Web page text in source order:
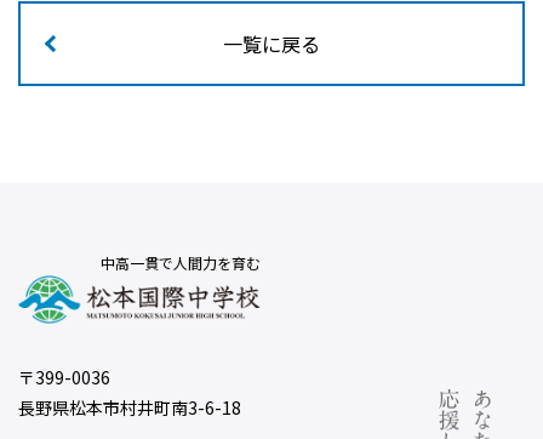
一覧に戻る
中高一貫で人間力を育む
〒399-0036
長野県松本市村井町南3-6-18